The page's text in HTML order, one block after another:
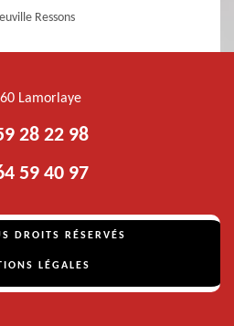
Ressons
Lamorlaye
28 22 98
59 40 97
DROITS RÉSERVÉS
LÉGALES